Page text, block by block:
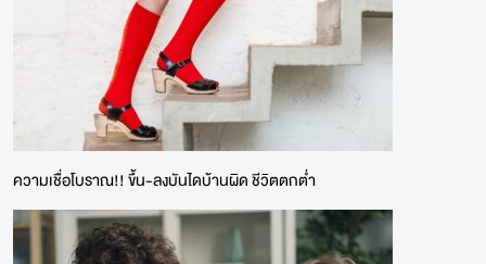
ความเชื่อโบราณ!! ขึ้น-ลงบันไดบ้านผิด ชีวิตตกต่ำ